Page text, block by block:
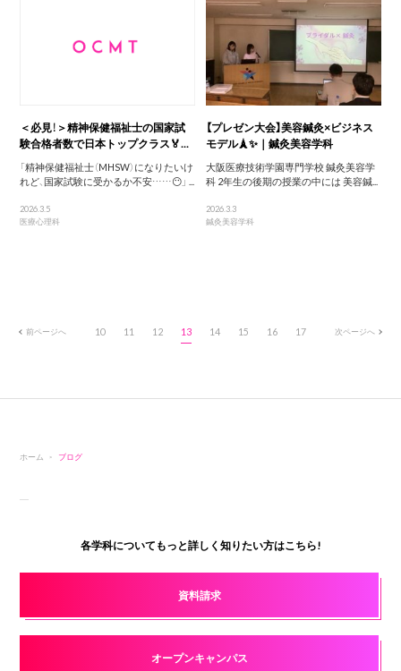
＜必見！＞精神保健福祉士の国家試
験合格者数で日本トップクラス🏅...
「精神保健福祉士（MHSW）になりたいけ
れど、国家試験に受かるか不安……😶」 ...
2026.3.5
医療心理科
【プレゼン大会】美容鍼灸×ビジネス
モデル🗼✨｜鍼灸美容学科
大阪医療技術学園専門学校 鍼灸美容学
科 2年生の後期の授業の中には 美容鍼...
2026.3.3
鍼灸美容学科
前ページへ 10 11 12 13 14 15 16 17 次ページへ
ホーム ブログ
各学科についてもっと詳しく知りたい方はこちら!
資料請求
オープンキャンパス